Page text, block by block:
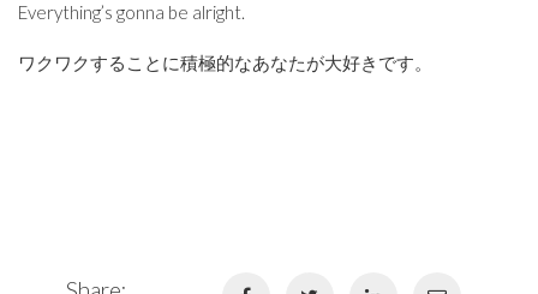
Everything’s gonna be alright.
ワクワクすることに積極的なあなたが大好きです。